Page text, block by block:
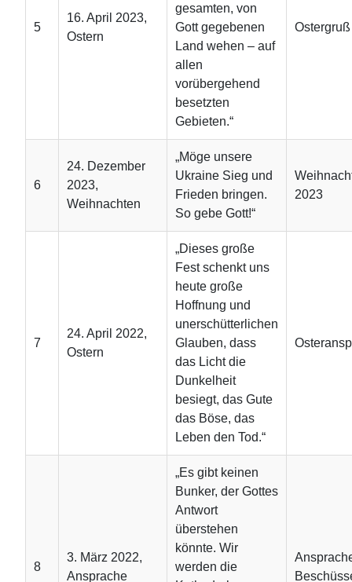
5
16. April 2023,
Ostern
gesamten, von
Gott gegebenen
Land wehen – auf
allen
vorübergehend
besetzten
Gebieten.“
6
24. Dezember
2023,
Weihnachten
„Möge unsere
Ukraine Sieg und
Frieden bringen.
So gebe Gott!“
2023
7
24. April 2022,
Ostern
„Dieses große
Fest schenkt uns
heute große
Hoffnung und
unerschütterlichen
Glauben, dass
das Licht die
Dunkelheit
besiegt, das Gute
das Böse, das
Leben den Tod.“
8
3. März 2022,
Ansprache
„Es gibt keinen
Bunker, der Gottes
Antwort
überstehen
könnte. Wir
werden die